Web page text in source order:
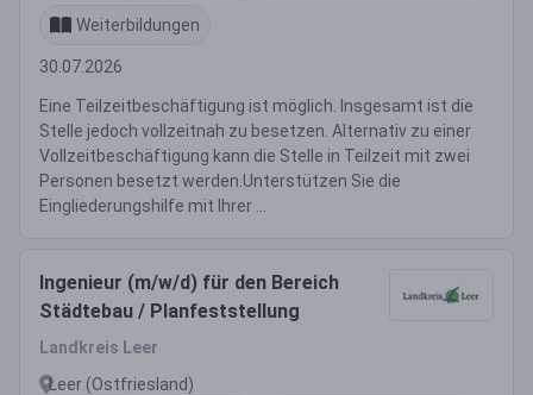
Weiterbildungen
30.07.2026
Eine Teilzeitbeschäftigung ist möglich. Insgesamt ist die
Stelle jedoch vollzeitnah zu besetzen. Alternativ zu einer
Vollzeitbeschäftigung kann die Stelle in Teilzeit mit zwei
Personen besetzt werden.Unterstützen Sie die
Eingliederungshilfe mit Ihrer ...
Ingenieur (m/w/d) für den Bereich
Städtebau / Planfeststellung
Landkreis Leer
Leer (Ostfriesland)